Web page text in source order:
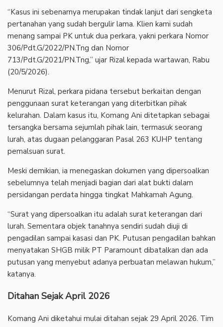
‎“Kasus ini sebenarnya merupakan tindak lanjut dari sengketa
pertanahan yang sudah bergulir lama. Klien kami sudah
menang sampai PK untuk dua perkara, yakni perkara Nomor
306/Pdt.G/2022/PN.Tng dan Nomor
713/Pdt.G/2021/PN.Tng,” ujar Rizal kepada wartawan, Rabu
(20/5/2026).
‎Menurut Rizal, perkara pidana tersebut berkaitan dengan
penggunaan surat keterangan yang diterbitkan pihak
kelurahan. Dalam kasus itu, Komang Ani ditetapkan sebagai
tersangka bersama sejumlah pihak lain, termasuk seorang
lurah, atas dugaan pelanggaran Pasal 263 KUHP tentang
pemalsuan surat.
‎Meski demikian, ia menegaskan dokumen yang dipersoalkan
sebelumnya telah menjadi bagian dari alat bukti dalam
persidangan perdata hingga tingkat Mahkamah Agung.
‎“Surat yang dipersoalkan itu adalah surat keterangan dari
lurah. Sementara objek tanahnya sendiri sudah diuji di
pengadilan sampai kasasi dan PK. Putusan pengadilan bahkan
menyatakan SHGB milik PT Paramount dibatalkan dan ada
putusan yang menyebut adanya perbuatan melawan hukum,”
katanya.
‎Ditahan Sejak April 2026
‎Komang Ani diketahui mulai ditahan sejak 29 April 2026. Tim